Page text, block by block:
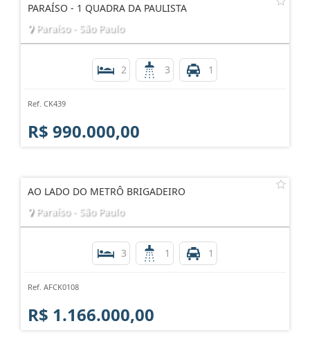
PARAÍSO - 1 QUADRA DA PAULISTA
Paraíso - São Paulo
2 3 1
Ref. CK439
R$ 990.000,00
AO LADO DO METRÔ BRIGADEIRO
Paraíso - São Paulo
3 1 1
Ref. AFCK0108
R$ 1.166.000,00